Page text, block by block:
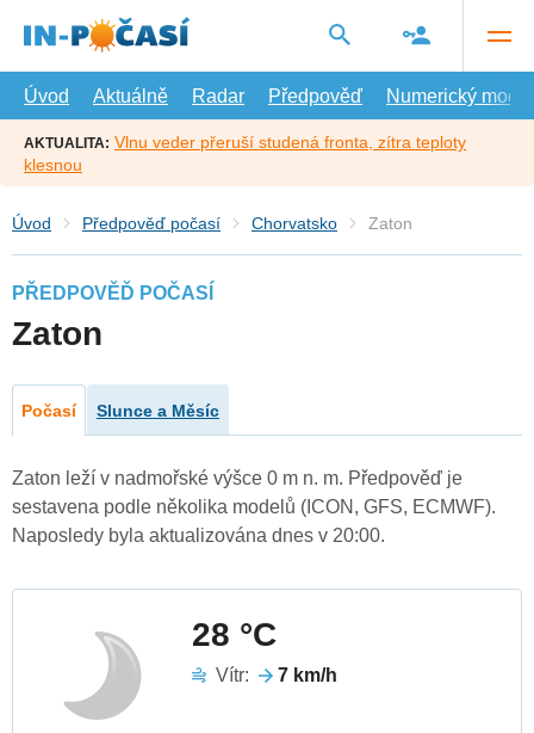
hlavní
Úvod
Aktuálně Radar Předpověď Numerický model
AKTUALITA: Vlnu veder přeruší studená fronta, zítra teploty
klesnou
Úvod Předpověď počasí Chorvatsko Zaton
PŘEDPOVĚĎ POČASÍ
Zaton
Počasí Slunce a Měsíc
Zaton leží v nadmořské výšce 0 m n. m. Předpověď je
sestavena podle několika modelů (ICON, GFS, ECMWF).
Naposledy byla aktualizována dnes v 20:00.
28 °C
Vítr: 7 km/h